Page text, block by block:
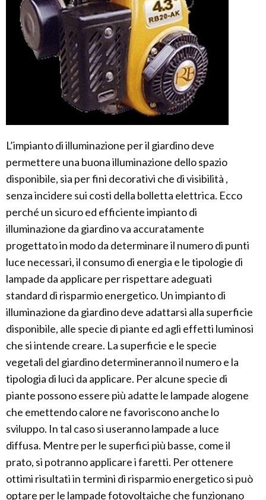
L’impianto di illuminazione per il giardino deve
permettere una buona illuminazione dello spazio
disponibile, sia per fini decorativi che di visibilità ,
senza incidere sui costi della bolletta elettrica. Ecco
perché un sicuro ed efficiente impianto di
illuminazione da giardino va accuratamente
progettato in modo da determinare il numero di punti
luce necessari, il consumo di energia e le tipologie di
lampade da applicare per rispettare adeguati
standard di risparmio energetico. Un impianto di
illuminazione da giardino deve adattarsi alla superficie
disponibile, alle specie di piante ed agli effetti luminosi
che si intende creare. La superficie e le specie
vegetali del giardino determineranno il numero e la
tipologia di luci da applicare. Per alcune specie di
piante possono essere più adatte le lampade alogene
che emettendo calore ne favoriscono anche lo
sviluppo. In tal caso si useranno lampade a luce
diffusa. Mentre per le superfici più basse, come il
prato, si potranno applicare i faretti. Per ottenere
ottimi risultati in termini di risparmio energetico si può
optare per le lampade fotovoltaiche che funzionano